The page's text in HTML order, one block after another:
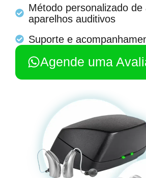
Método personalizado
aparelhos auditivos
Suporte e
Agende uma